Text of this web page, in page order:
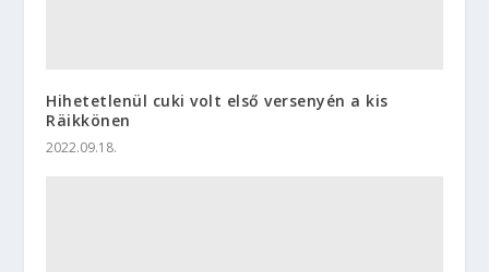
Hihetetlenül cuki volt első versenyén a kis
Räikkönen
2022.09.18.